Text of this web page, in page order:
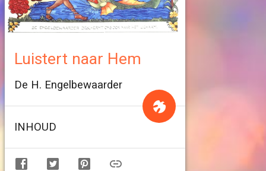
Luistert naar Hem
De H. Engelbewaarder
INHOUD